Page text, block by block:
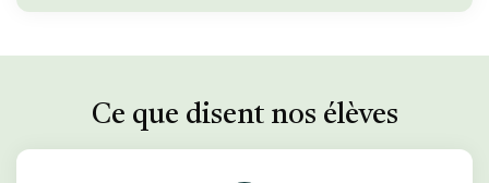
Ce que disent nos élèves